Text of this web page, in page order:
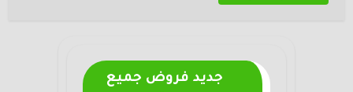
جديد فروض جميع